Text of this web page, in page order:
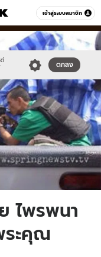
เข้าสู่ระบบสมาชิก
หมวดอื่นๆ
ต์
ตกลง
ไพรพนา
ระคุณ